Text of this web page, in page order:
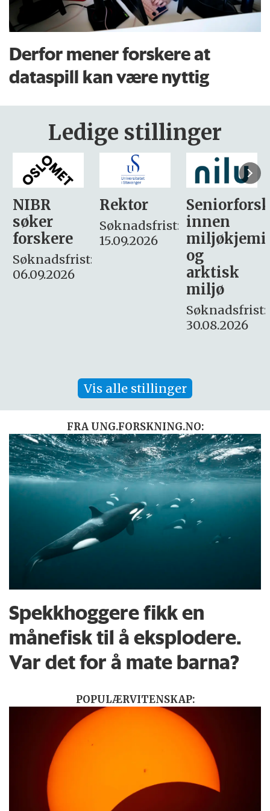
Derfor mener forskere at
dataspill kan være nyttig
Ledige stillinger
Rektor
Søknadsfrist:
15.09.2026
Seniorforsker
innen
miljøkjemi
søker
– fast
Søknadsfrist:
16. august.
Vis alle stillinger
FRA UNG.FORSKNING.NO:
Spekkhoggere fikk en
månefisk til å eksplodere.
Var det for å mate barna?
POPULÆRVITENSKAP: